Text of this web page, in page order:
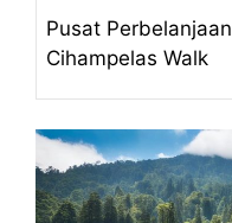
Pusat Perbelanjaan
Cihampelas Walk